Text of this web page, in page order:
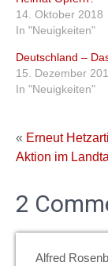
14. Oktober 2018
In "Neuigkeiten"
Deutschland –
15. Dezember
In "Neuigkeiten"
« Erneut
Aktion im
2
Alfred